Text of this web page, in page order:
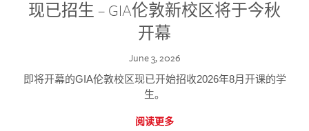
现已招生 – GIA伦敦新校区将于今秋
开幕
June 3, 2026
即将开幕的GIA伦敦校区现已开始招收2026年8月开课的学
生。
阅读更多